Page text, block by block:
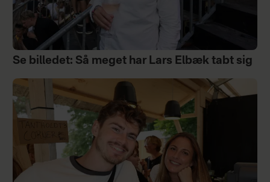
Se billedet: Så meget har Lars Elbæk tabt sig